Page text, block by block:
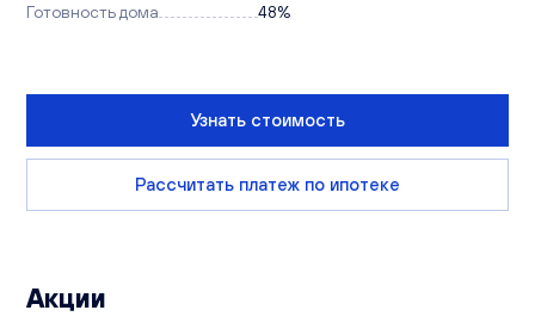
Готовность дома
48%
Узнать стоимость
Рассчитать платеж по ипотеке
Акции